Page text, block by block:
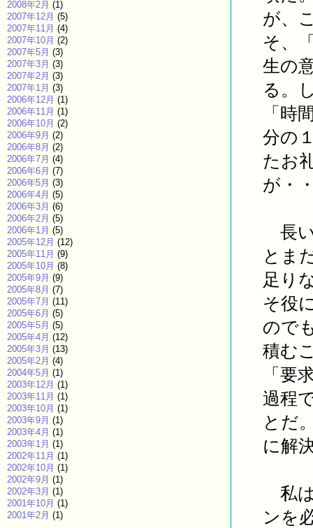
が、
そ、
生の
る。
「時
分の
たお
が・
長
とま
足り
そ役
ので
積む
「要
過程
とだ
に解
私は
ンを
2008年2月 (1)
2007年12月 (5)
2007年11月 (4)
2007年10月 (2)
2007年5月 (3)
2007年3月 (3)
2007年2月 (3)
2007年1月 (3)
2006年12月 (1)
2006年11月 (1)
2006年10月 (2)
2006年9月 (2)
2006年8月 (2)
2006年7月 (4)
2006年6月 (7)
2006年5月 (3)
2006年4月 (5)
2006年3月 (6)
2006年2月 (5)
2006年1月 (5)
2005年12月 (12)
2005年11月 (9)
2005年10月 (8)
2005年9月 (9)
2005年8月 (7)
2005年7月 (11)
2005年6月 (5)
2005年5月 (5)
2005年4月 (12)
2005年3月 (13)
2005年2月 (4)
2004年5月 (1)
2003年12月 (1)
2003年11月 (1)
2003年10月 (1)
2003年9月 (1)
2003年4月 (1)
2003年1月 (1)
2002年11月 (1)
2002年10月 (1)
2002年9月 (1)
2002年3月 (1)
2001年10月 (1)
2001年2月 (1)